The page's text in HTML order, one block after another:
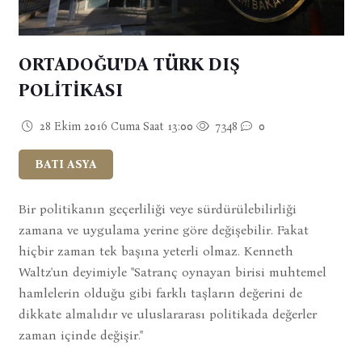
ORTADOĞU'DA TÜRK DIŞ
POLİTİKASI
28 Ekim 2016 Cuma Saat 13:00 7348 0
BATI ASYA
Bir politikanın geçerliliği veye sürdürülebilirliği
zamana ve uygulama yerine göre değişebilir. Fakat
hiçbir zaman tek başına yeterli olmaz. Kenneth
Waltz'un deyimiyle ''Satranç oynayan birisi muhtemel
hamlelerin olduğu gibi farklı taşların değerini de
dikkate almalıdır ve uluslararası politikada değerler
zaman içinde değişir.''